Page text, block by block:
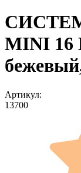
MINI 16
Артикул:
13700